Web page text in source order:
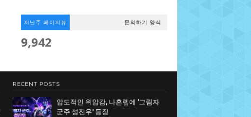
지난주 페이지뷰 문의하기 양식
9,942
RECENT POSTS
압도적인 위압감, 나혼렙에 '그림자
군주 성진우' 등장